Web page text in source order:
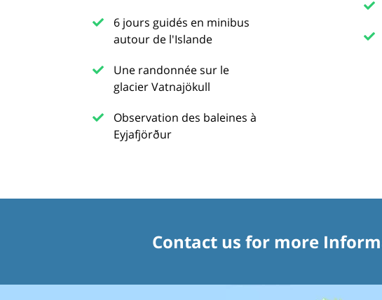
6 jours guidés en minibus
autour de l'Islande
Une randonnée sur le
glacier Vatnajökull
Observation des baleines à
Eyjafjörður
Contact us for more